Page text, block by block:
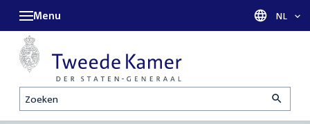
Zoeken
Menu Taal
NL